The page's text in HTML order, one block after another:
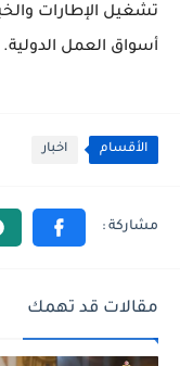
تشغيل الإطارات
أسواق العمل الدولية.
الأقسام اخبار
مقالات قد تهمك